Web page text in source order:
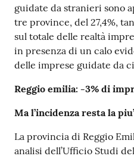
Seguici
su
guidate da stranieri sono
tre province, del 27,4%,
sul totale delle realtà
in presenza di un calo
delle imprese guidate da
Reggio emilia: -3% di
Ma l’incidenza resta la
La provincia di Reggio
analisi dell’Ufficio Studi